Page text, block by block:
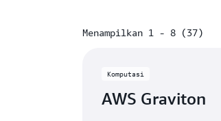
Menampilkan 1 - 8 (37)
Komputasi
AWS Graviton